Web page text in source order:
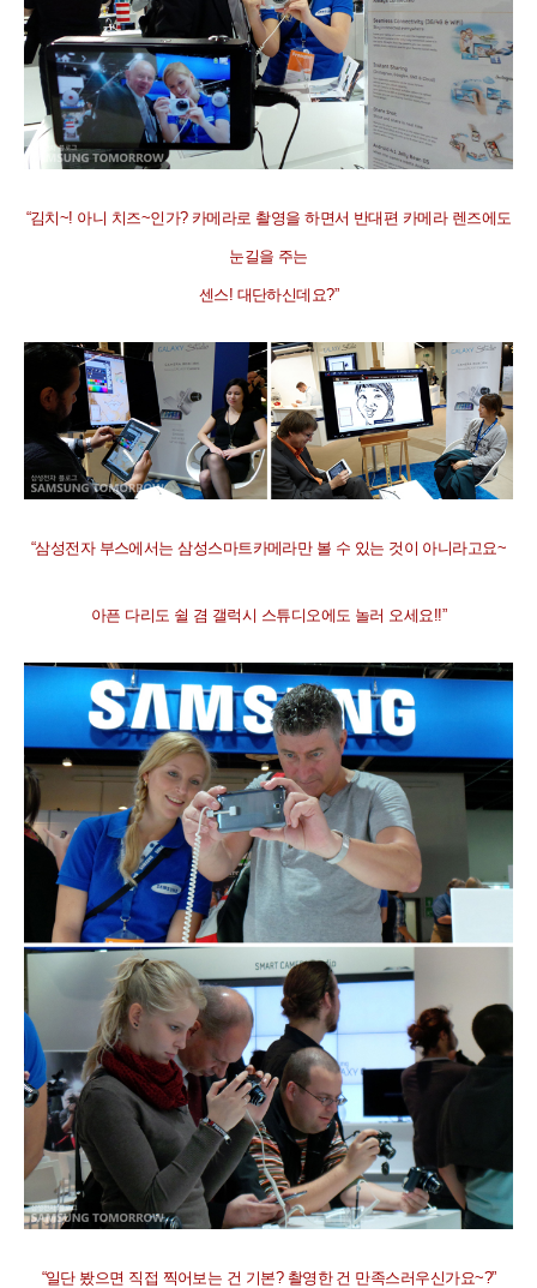
“김치~! 아니 치즈~인가? 카메라로 촬영을 하면서 반대편 카메라 렌즈에도
눈길을 주는
센스! 대단하신데요?”
“삼성전자 부스에서는 삼성스마트카메라만 볼 수 있는 것이 아니라고요~
아픈 다리도 쉴 겸 갤럭시 스튜디오에도 놀러 오세요!!”
“일단 봤으면 직접 찍어보는 건 기본? 촬영한 건 만족스러우신가요~?”